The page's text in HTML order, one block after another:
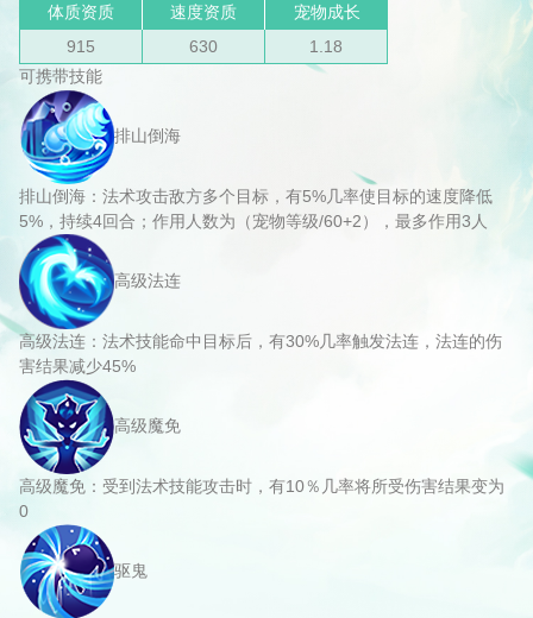
体质资质
915
速度资质
630
宠物成长
1.18
可携带技能
排山倒海
排山倒海：法术攻击敌方多个目标，有5%几率使目标的速度降低
5%，持续4回合；作用人数为（宠物等级/60+2），最多作用3人
高级法连
高级法连：法术技能命中目标后，有30%几率触发法连，法连的伤
害结果减少45%
高级魔免
高级魔免：受到法术技能攻击时，有10％几率将所受伤害结果变为
0
驱鬼